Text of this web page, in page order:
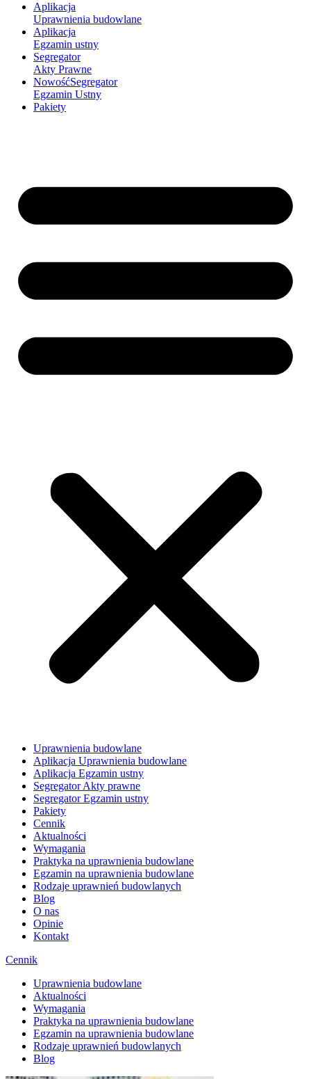
Aplikacja
Uprawnienia budowlane
Aplikacja
Egzamin ustny
Segregator
Akty Prawne
NowośćSegregator
Egzamin Ustny
Pakiety
Uprawnienia budowlane
Aplikacja Uprawnienia budowlane
Aplikacja Egzamin ustny
Segregator Akty prawne
Segregator Egzamin ustny
Pakiety
Cennik
Aktualności
Wymagania
Praktyka na uprawnienia budowlane
Egzamin na uprawnienia budowlane
Rodzaje uprawnień budowlanych
Blog
O nas
Opinie
Kontakt
Cennik
Uprawnienia budowlane
Aktualności
Wymagania
Praktyka na uprawnienia budowlane
Egzamin na uprawnienia budowlane
Rodzaje uprawnień budowlanych
Blog